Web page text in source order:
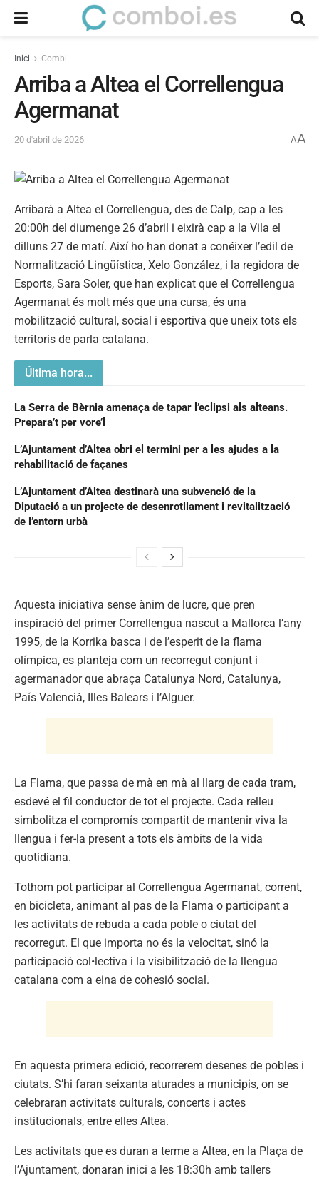
Inici Combi
Arriba a Altea el Correllengua
Agermanat
20 d'abril de 2026 AA
Arribarà a Altea el Correllengua, des de Calp, cap a les
20:00h del diumenge 26 d’abril i eixirà cap a la Vila el
dilluns 27 de matí. Així ho han donat a conéixer l’edil de
Normalització Lingüística, Xelo González, i la regidora de
Esports, Sara Soler, que han explicat que el Correllengua
Agermanat és molt més que una cursa, és una
mobilització cultural, social i esportiva que uneix tots els
territoris de parla catalana.
Última hora...
La Serra de Bèrnia amenaça de tapar l’eclipsi als alteans.
Prepara’t per vore’l
L’Ajuntament d’Altea obri el termini per a les ajudes a la
rehabilitació de façanes
L’Ajuntament d’Altea destinarà una subvenció de la
Diputació a un projecte de desenrotllament i revitalització
de l’entorn urbà
Aquesta iniciativa sense ànim de lucre, que pren
inspiració del primer Correllengua nascut a Mallorca l’any
1995, de la Korrika basca i de l’esperit de la flama
olímpica, es planteja com un recorregut conjunt i
agermanador que abraça Catalunya Nord, Catalunya,
País Valencià, Illes Balears i l’Alguer.
La Flama, que passa de mà en mà al llarg de cada tram,
esdevé el fil conductor de tot el projecte. Cada relleu
simbolitza el compromís compartit de mantenir viva la
llengua i fer-la present a tots els àmbits de la vida
quotidiana.
Tothom pot participar al Correllengua Agermanat, corrent,
en bicicleta, animant al pas de la Flama o participant a
les activitats de rebuda a cada poble o ciutat del
recorregut. El que importa no és la velocitat, sinó la
participació col•lectiva i la visibilització de la llengua
catalana com a eina de cohesió social.
En aquesta primera edició, recorrerem desenes de pobles i
ciutats. S’hi faran seixanta aturades a municipis, on se
celebraran activitats culturals, concerts i actes
institucionals, entre elles Altea.
Les activitats que es duran a terme a Altea, en la Plaça de
l’Ajuntament, donaran inici a les 18:30h amb tallers